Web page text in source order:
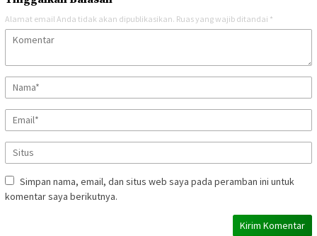
Alamat email Anda tidak akan dipublikasikan. Ruas yang wajib ditandai *
Simpan nama, email, dan situs web saya pada peramban ini untuk
komentar saya berikutnya.